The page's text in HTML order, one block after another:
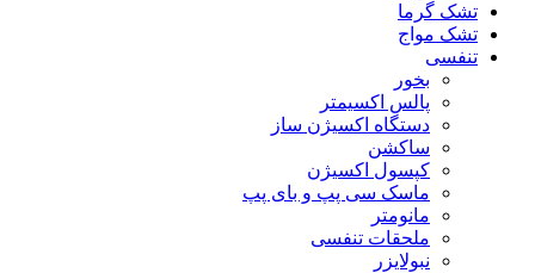
تشک گرما
تشک مواج
تنفسی
بخور
پالس اکسیمتر
دستگاه اکسیژن ساز
ساکشن
کپسول اکسیژن
ماسک سی پپ و بای پپ
مانومتر
ملحقات تنفسی
نبولایزر